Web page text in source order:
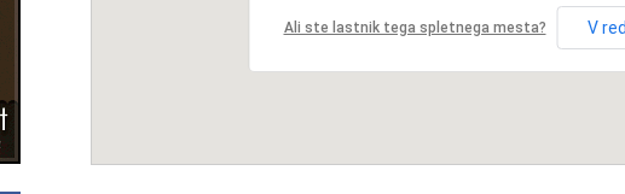
Ali ste lastnik tega spletnega mesta? V